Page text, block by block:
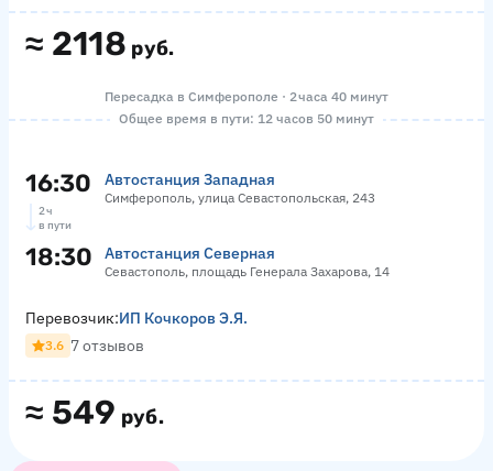
≈ 2118 руб.
Пересадка в Симферополе · 2 часа 40 минут
Общее время в пути: 12 часов 50 минут
16:30 Автостанция Западная
Симферополь, улица Севастопольская, 243
2 ч
в пути
18:30 Автостанция Северная
Севастополь, площадь Генерала Захарова, 14
≈ 549 руб.
Перевозчик:ИП Кочкоров Э.Я.
3.6 7 отзывов